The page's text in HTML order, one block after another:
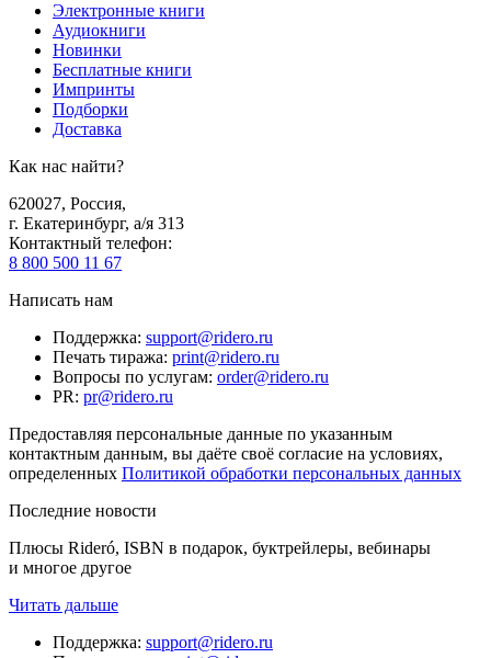
Электронные книги
Аудиокниги
Новинки
Бесплатные книги
Импринты
Подборки
Доставка
Как нас найти?
620027, Россия,
г. Екатеринбург, а/я 313
Контактный телефон:
8 800 500 11 67
Написать нам
Поддержка: support@ridero.ru
Печать тиража: print@ridero.ru
Вопросы по услугам: order@ridero.ru
PR: pr@ridero.ru
Предоставляя персональные данные по указанным
контактным данным, вы даёте своё согласие на условиях,
определенных Политикой обработки персональных данных
Последние новости
Плюсы Rideró, ISBN в подарок, буктрейлеры, вебинары
и многое другое
Читать дальше
Поддержка: support@ridero.ru